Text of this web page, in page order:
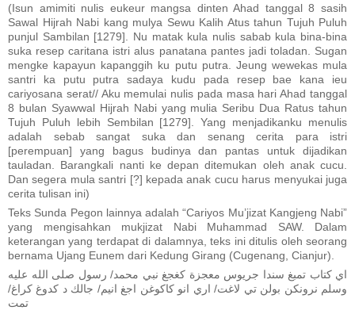
(Isun amimiti nulis eukeur mangsa dinten Ahad tanggal 8 sasih
Sawal Hijrah Nabi kang mulya Sewu Kalih Atus tahun Tujuh Puluh
punjul Sambilan [1279]. Nu matak kula nulis sabab kula bina-bina
suka resep caritana istri alus panatana pantes jadi toladan. Sugan
mengke kapayun kapanggih ku putu putra. Jeung wewekas mula
santri ka putu putra sadaya kudu pada resep bae kana ieu
cariyosana serat// Aku memulai nulis pada masa hari Ahad tanggal
8 bulan Syawwal Hijrah Nabi yang mulia Seribu Dua Ratus tahun
Tujuh Puluh lebih Sembilan [1279]. Yang menjadikanku menulis
adalah sebab sangat suka dan senang cerita para istri
[perempuan] yang bagus budinya dan pantas untuk dijadikan
tauladan. Barangkali nanti ke depan ditemukan oleh anak cucu.
Dan segera mula santri [?] kepada anak cucu harus menyukai juga
cerita tulisan ini)
Teks Sunda Pegon lainnya adalah “Cariyos Mu’jizat Kangjeng Nabi”
yang mengisahkan mukjizat Nabi Muhammad SAW. Dalam
keterangan yang terdapat di dalamnya, teks ini ditulis oleh seorang
bernama Ujang Eunem dari Kedung Girang (Cugenang, Cianjur).
اي كتاب تمبغ سندا جريوس معجزة كغجغ نبي محمد/ رسول صلى الله عليه
وسلم نرونكن بولن تي لاغت/ اري انو كاكوغن اجغ انيم/ جالك د كدوغ كراغ/
تمت